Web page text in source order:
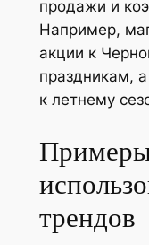
продажи и
Например,
акции к
праздникам,
к летнему
трендов